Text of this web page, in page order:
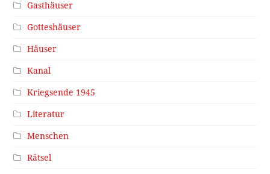
Gasthäuser
Gotteshäuser
Häuser
Kanal
Kriegsende 1945
Literatur
Menschen
Rätsel